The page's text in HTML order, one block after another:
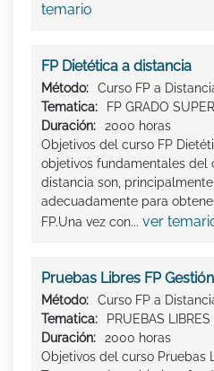
temario
FP Dietética a distancia
Método:
Curso FP a
Tematica:
FP GRADO
Duración:
2000 horas
Objetivos del curso FP
objetivos fundamentales del
distancia son,
adecuadamente para
FP.Una vez con... ver
Pruebas Libres FP
Método:
Curso FP a
Tematica:
PRUEBAS
Duración:
2000 horas
Objetivos del curso Pruebas